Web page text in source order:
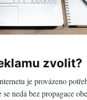
zvolit?
je provázeno
nedá bez propagace